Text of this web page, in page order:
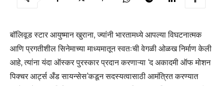
बॉलिवूड स्टार आयुष्मान खुराना, ज्यांनी भारतामध्ये आपल्या विघटनात्मक
आणि प्रगतीशील सिनेमाच्या माध्यमातून स्वतःची वेगळी ओळख निर्माण केली
आहे, त्यांना यंदा ऑस्कर पुरस्कार प्रदान करणाऱ्या ‘द अकादमी ऑफ मोशन
पिक्चर आर्ट्स अँड सायन्सेस’कडून सदस्यत्वासाठी आमंत्रित करण्यात